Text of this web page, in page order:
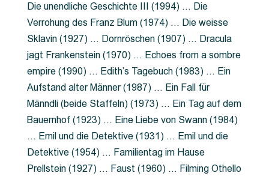
Die unendliche Geschichte III (1994) … Die
Verrohung des Franz Blum (1974) … Die weisse
Sklavin (1927) … Dornröschen (1907) … Dracula
jagt Frankenstein (1970) … Echoes from a sombre
empire (1990) … Edith’s Tagebuch (1983) … Ein
Aufstand alter Männer (1987) … Ein Fall für
Männdli (beide Staffeln) (1973) … Ein Tag auf dem
Bauernhof (1923) … Eine Liebe von Swann (1984)
… Emil und die Detektive (1931) … Emil und die
Detektive (1954) … Familientag im Hause
Prellstein (1927) … Faust (1960) … Filming Othello